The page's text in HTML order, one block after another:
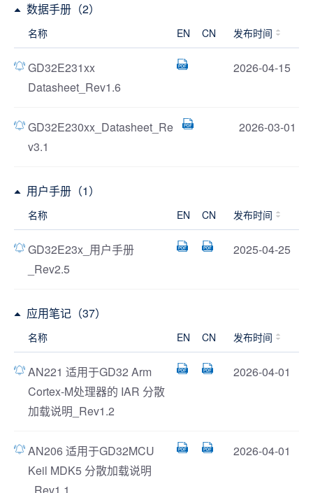
数据手册（2）
名称 EN CN 发布时间
GD32E231xx
Datasheet_Rev1.6
2026-04-15
GD32E230xx_Datasheet_Re
v3.1
2026-03-01
用户手册（1）
名称 EN CN 发布时间
GD32E23x_用户手册
_Rev2.5
2025-04-25
应用笔记（37）
名称 EN CN 发布时间
AN221 适用于GD32 Arm
Cortex-M处理器的 IAR 分散
加载说明_Rev1.2
2026-04-01
AN206 适用于GD32MCU
Keil MDK5 分散加载说明
2026-04-01